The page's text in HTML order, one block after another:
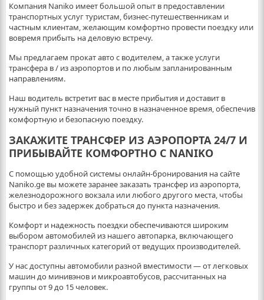
Компания Naniko имеет большой опыт в предоставлении
транспортных услуг туристам, бизнес-путешественникам и
частным клиентам, желающим комфортно провести поездку или
вовремя прибыть на деловую встречу.
Мы предлагаем прокат авто с водителем, а также услуги
трансфера в / из аэропортов и по любым запланированным
направлениям.
Наш водитель встретит вас в месте прибытия и доставит в
нужный пункт назначения точно в назначенное время, обеспечив
комфортную и безопасную поездку.
ЗАКАЖИТЕ ТРАНСФЕР ИЗ АЭРОПОРТА 24/7 И
ПРИБЫВАЙТЕ КОМФОРТНО С NANIKO
С помощью удобной системы онлайн-бронирования на сайте
Naniko.ge вы можете заранее заказать трансфер из аэропорта,
железнодорожного вокзала или любого другого места, чтобы
быстро и без задержек добраться до пункта назначения.
Комфорт и надежность поездки обеспечиваются широким
выбором автомобилей из нашего автопарка, включающего
транспорт различных категорий от ведущих производителей.
У нас доступны автомобили разной вместимости — от легковых
машин до минивэнов и микроавтобусов, рассчитанных на
группы от 9 до 15 человек.